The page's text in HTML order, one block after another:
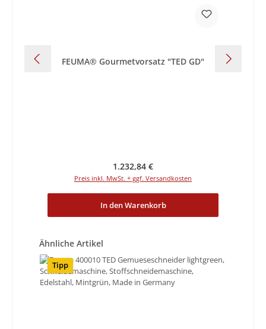
FEUMA® Gourmetvorsatz "TED GD"
Regulärer Preis:
1.232,84 €
Preis inkl. MwSt. + ggf. Versandkosten
In den Warenkorb
Produktgalerie überspringen
Ähnliche Artikel
Tipp